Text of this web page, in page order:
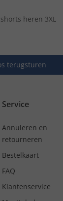
heren 3XL
terugsturen
Service
Annuleren en
retourneren
Bestelkaart
FAQ
Klantenservice